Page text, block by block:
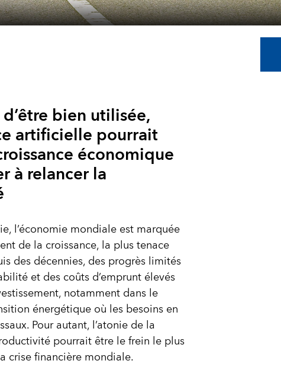
bien utilisée,
artificielle pourrait
économique
à relancer la
l’économie mondiale est marquée
de la croissance, la plus tenace
des décennies, des progrès limités
et des coûts d’emprunt élevés
notamment dans le
énergétique où les besoins en
Pour autant, l’atonie de la
pourrait être le frein le plus
crise financière mondiale.